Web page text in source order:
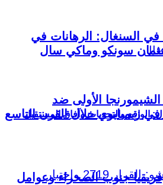
الواقع والتحديات وآفاق المستقبل
في السنغال: الرهانات في
سونكو وماكي سال
الأولى ضد
في زيمبابوي خلال القرن التاسع
جنوب الصحراء وعوامل